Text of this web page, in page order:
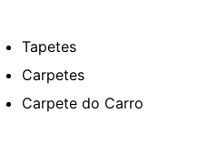
Tapetes
Carpetes
Carpete do Carro